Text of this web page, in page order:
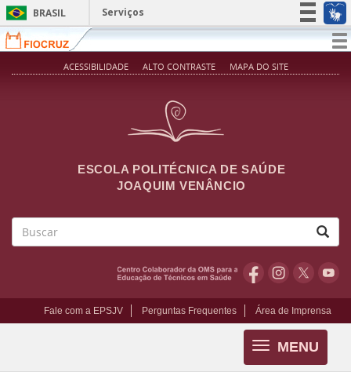
Pular para o conteúdo principal
BRASIL
Serviços
Simplifique!
Participe
ACESSIBILIDADE ALTO CONTRASTE MAPA DO SITE
ESCOLA POLITÉCNICA DE SAÚDE
JOAQUIM VENÂNCIO
Fale com a EPSJV Perguntas Frequentes Área de Imprensa
MENU
Toggle
navigation